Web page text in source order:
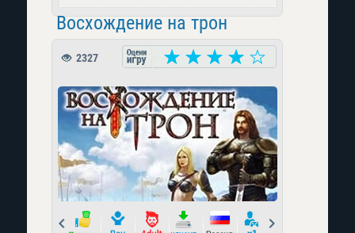
Восхождение на трон
2327
Prev